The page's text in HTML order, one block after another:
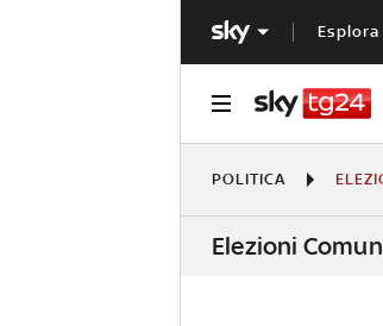
POLITICA
Elezioni